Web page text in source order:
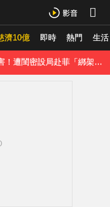
濟10億 即時 熱門 生活
庹宗康資產全給老婆！「名下只剩1台車」結婚15年保鮮秘訣曝
百萬網紅失蹤3年遇害！遭閨密設局赴菲「綁架撕票」千萬贖金救不回